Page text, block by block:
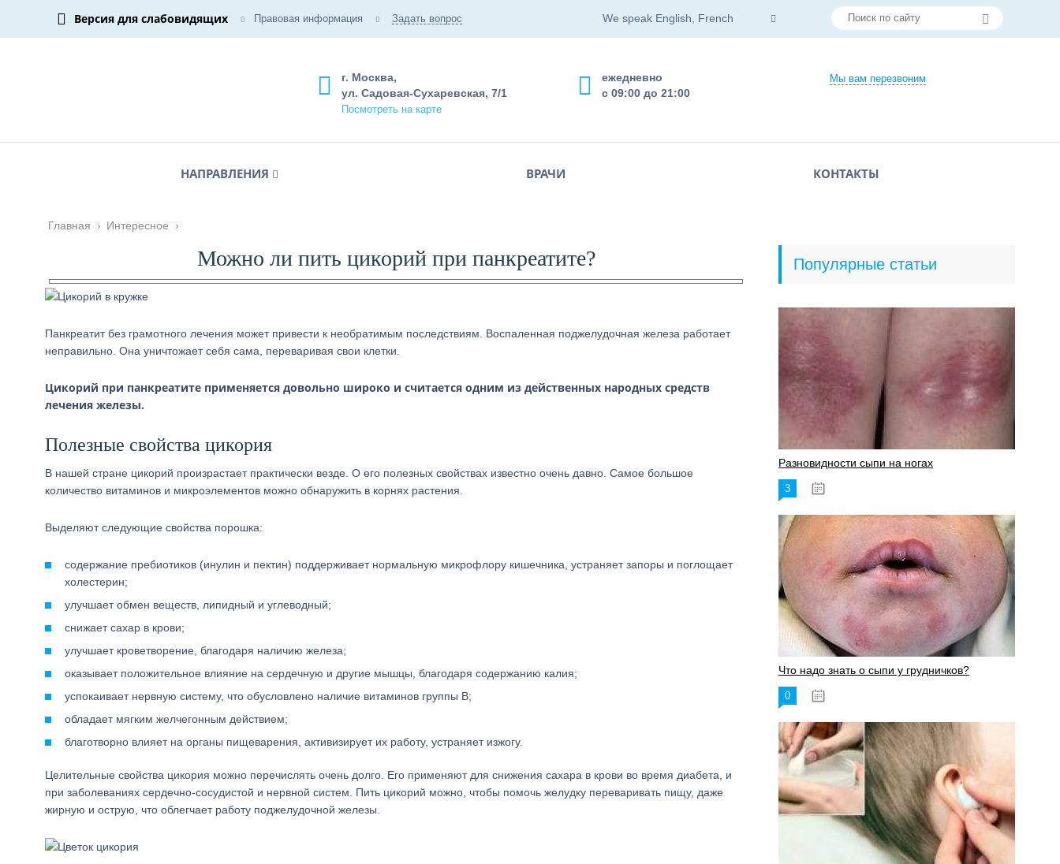
Версия для слабовидящих Правовая информация Задать вопрос We speak English, French
Мы вам перезвоним
ежедневно
с 09:00 до 21:00
г. Москва,
ул. Садовая-Сухаревская, 7/1
Посмотреть на карте
НАПРАВЛЕНИЯ ВРАЧИ КОНТАКТЫ
Главная › Интересное ›
Можно ли пить цикорий при панкреатите?
Панкреатит без грамотного лечения может привести к необратимым последствиям. Воспаленная поджелудочная железа работает
неправильно. Она уничтожает себя сама, переваривая свои клетки.
Цикорий при панкреатите применяется довольно широко и считается одним из действенных народных средств
лечения железы.
Полезные свойства цикория
В нашей стране цикорий произрастает практически везде. О его полезных свойствах известно очень давно. Самое большое
количество витаминов и микроэлементов можно обнаружить в корнях растения.
Выделяют следующие свойства порошка:
содержание пребиотиков (инулин и пектин) поддерживает нормальную микрофлору кишечника, устраняет запоры и поглощает
холестерин;
улучшает обмен веществ, липидный и углеводный;
снижает сахар в крови;
улучшает кроветворение, благодаря наличию железа;
оказывает положительное влияние на сердечную и другие мышцы, благодаря содержанию калия;
успокаивает нервную систему, что обусловлено наличие витаминов группы В;
обладает мягким желчегонным действием;
благотворно влияет на органы пищеварения, активизирует их работу, устраняет изжогу.
Целительные свойства цикория можно перечислять очень долго. Его применяют для снижения сахара в крови во время диабета, и
при заболеваниях сердечно-сосудистой и нервной систем. Пить цикорий можно, чтобы помочь желудку переваривать пищу, даже
жирную и острую, что облегчает работу поджелудочной железы.
Популярные статьи
Разновидности сыпи на ногах
3
Что надо знать о сыпи у грудничков?
0